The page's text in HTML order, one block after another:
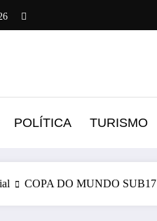
POLÍTICA TURISMO
COPA DO MUNDO SUB17